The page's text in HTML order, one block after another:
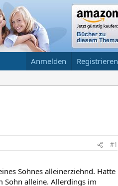
Anmelden Registrieren
#1
Sohnes alleinerziehnd. Hatte
Sohn alleine. Allerdings im